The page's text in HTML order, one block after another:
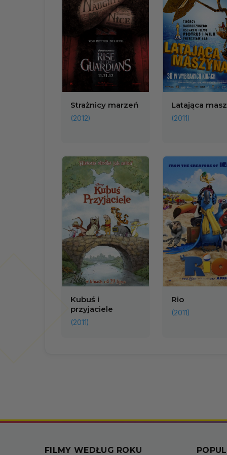
Strażnicy marzeń
(2012)
Latająca
(2011)
Kubuś i
przyjaciele
(2011)
Rio
(2011)
FILMY WEDŁUG ROKU